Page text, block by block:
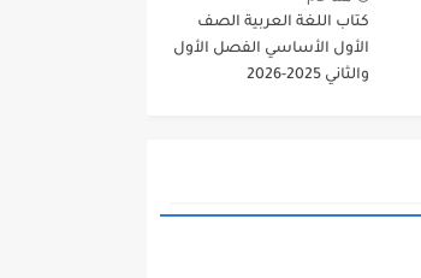
كتاب اللغة العربية الصف
الأول الأساسي الفصل الأول
والثاني 2025-2026